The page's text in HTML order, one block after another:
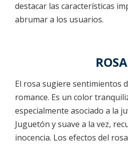
destacar las características
abrumar a los usuarios.
ROSA
El rosa sugiere sentimientos
romance. Es un color
especialmente asociado a la
Juguetón y suave a la vez,
inocencia. Los efectos del